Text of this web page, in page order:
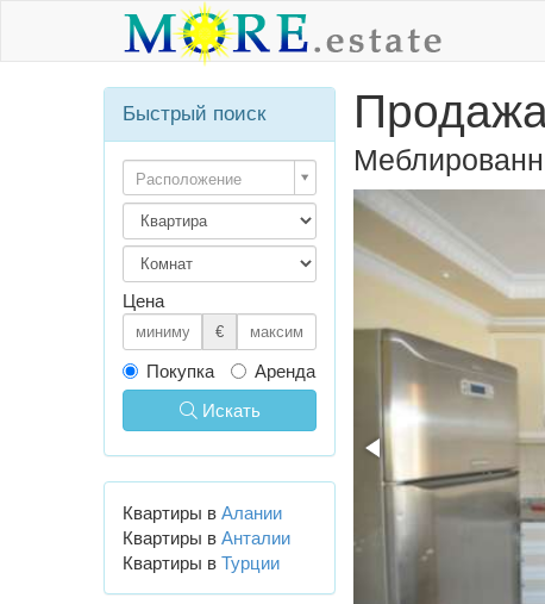
Быстрый поиск
Расположение
Цена
€
Покупка
Аренда
Искать
Квартиры в Алании
Квартиры в Анталии
Квартиры в Турции